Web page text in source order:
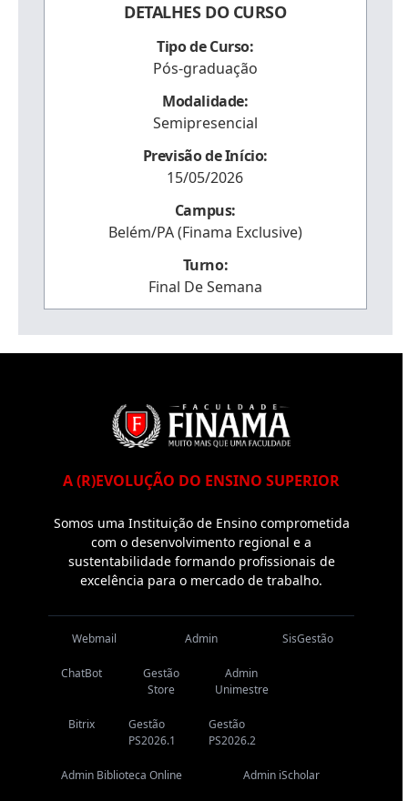
DETALHES DO CURSO
Tipo de Curso:
Pós-graduação
Modalidade:
Semipresencial
Previsão de Início:
15/05/2026
Campus:
Belém/PA (Finama Exclusive)
Turno:
Final De Semana
A (R)EVOLUÇÃO DO ENSINO SUPERIOR
Somos uma Instituição de Ensino comprometida
com o desenvolvimento regional e a
sustentabilidade formando profissionais de
excelência para o mercado de trabalho.
Webmail Admin SisGestão
ChatBot
Gestão
Store
Admin
Unimestre
Bitrix
Gestão
PS2026.1
Gestão
PS2026.2
Admin Biblioteca Online Admin iScholar